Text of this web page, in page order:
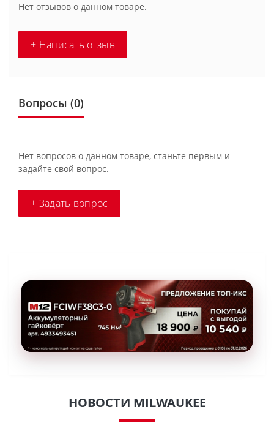
Нет отзывов о данном товаре.
+ Написать отзыв
Вопросы (0)
Нет вопросов о данном товаре, станьте первым и
задайте свой вопрос.
+ Задать вопрос
НОВОСТИ MILWAUKEE